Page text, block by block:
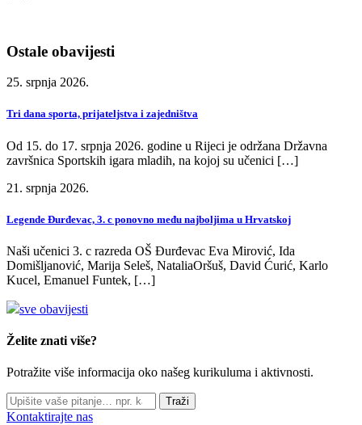
Ostale obavijesti
25. srpnja 2026.
Tri dana sporta, prijateljstva i zajedništva
Od 15. do 17. srpnja 2026. godine u Rijeci je održana Državna
završnica Sportskih igara mladih, na kojoj su učenici […]
21. srpnja 2026.
Legende Đurđevac, 3. c ponovno među najboljima u Hrvatskoj
Naši učenici 3. c razreda OŠ Đurđevac Eva Mirović, Ida
Domišljanović, Marija Seleš, NataliaOršuš, David Ćurić, Karlo
Kucel, Emanuel Funtek, […]
sve obavijesti
Želite znati više?
Potražite više informacija oko našeg kurikuluma i aktivnosti.
Traži
Kontaktirajte nas